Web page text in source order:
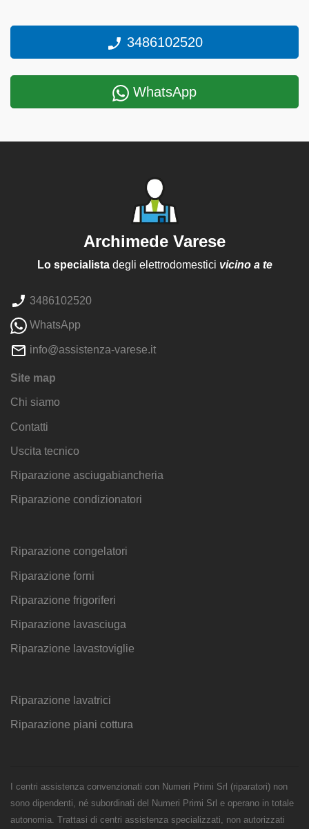
3486102520
WhatsApp
Archimede Varese
Lo specialistadegli elettrodomestici vicino a te
3486102520
WhatsApp
info@assistenza-varese.it
Site map
Chi siamo
Contatti
Uscita tecnico
Riparazione asciugabiancheria
Riparazione condizionatori
Riparazione congelatori
Riparazione forni
Riparazione frigoriferi
Riparazione lavasciuga
Riparazione lavastoviglie
Riparazione lavatrici
Riparazione piani cottura
I centri assistenza convenzionati con Numeri Primi Srl (riparatori) non
sono dipendenti, né subordinati del Numeri Primi Srl e operano in totale
autonomia. Trattasi di centri assistenza specializzati, non autorizzati